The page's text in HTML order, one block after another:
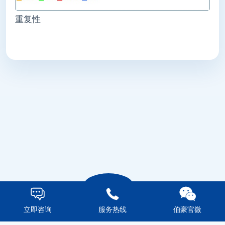
重复性

立即咨询

服务热线

伯豪官微